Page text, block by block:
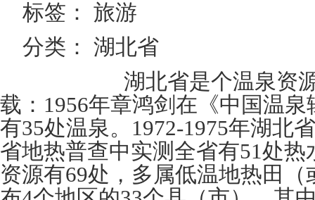
标签： 旅游
分类： 湖北省
湖北省是个温泉资源丰
载：1956年章鸿剑在《中国温
有35处温泉。1972-1975年湖北
省地热普查中实测全省有51处
资源有69处，多属低温地热田